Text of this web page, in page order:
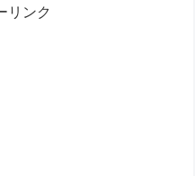
リンク